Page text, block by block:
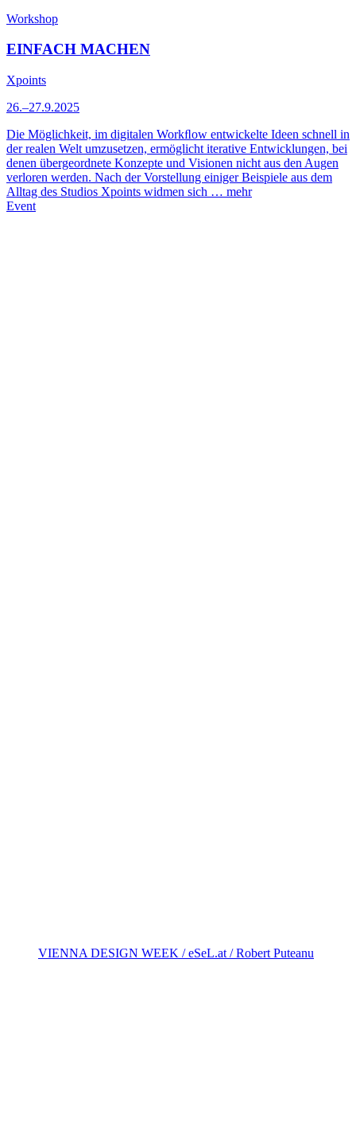
Workshop
EINFACH MACHEN
Xpoints
26.–27.9.2025
Die Möglichkeit, im digitalen Workﬂow entwickelte Ideen schnell in
der realen Welt umzusetzen, ermöglicht iterative Entwicklungen, bei
denen übergeordnete Konzepte und Visionen nicht aus den Augen
verloren werden. Nach der Vorstellung einiger Beispiele aus dem
Alltag des Studios Xpoints widmen sich … mehr
Event
VIENNA DESIGN WEEK / eSeL.at / Robert Puteanu